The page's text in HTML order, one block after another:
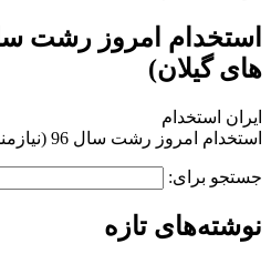
های گیلان)
ایران استخدام
استخدام امروز رشت سال 96 (نیازمندی های گیلان)
جستجو برای:
نوشته‌های تازه